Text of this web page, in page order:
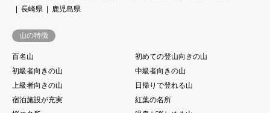
長崎県
鹿児島県
山の特徴
百名山
初めての登山向きの山
初級者向きの山
中級者向きの山
上級者向きの山
日帰りで登れる山
宿泊施設が充実
紅葉の名所